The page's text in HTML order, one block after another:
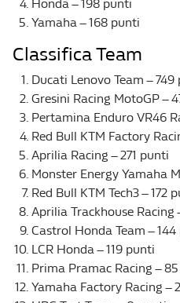
Honda – 198 punti
Yamaha – 168 punti
Classifica Team
Ducati Lenovo Team – 749
Gresini Racing MotoGP –
Pertamina Enduro VR46
Red Bull KTM Factory
Aprilia Racing – 271 punti
Monster Energy Yamaha
Red Bull KTM Tech3 – 172
Aprilia Trackhouse Racing
Castrol Honda Team –
LCR Honda – 119 punti
Prima Pramac Racing –
Yamaha Factory Racing –